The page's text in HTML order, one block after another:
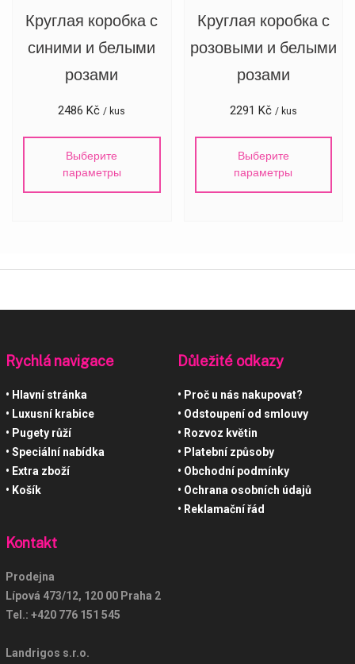
Круглая коробка с
синими и белыми
розами
2486Kč / kus
Выберите
параметры
Круглая коробка с
розовыми и белыми
розами
2291 Kč / kus
Выберите
параметры
Rychlá navigace
Hlavní stránka
Luxusní krabice
Pugety růží
Speciální nabídka
Extra zboží
Košík
Důležité odkazy
Proč u nás nakupovat?
Odstoupení od smlouvy
Rozvoz květin
Platební způsoby
Obchodní podmínky
Ochrana osobních údajů
Reklamační řád
Kontakt
Prodejna
Lípová 473/12, 120 00 Praha 2
Tel.: +420 776 151 545
Landrigos s.r.o.